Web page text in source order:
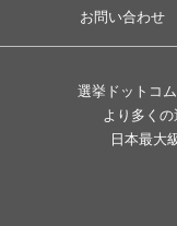
お問い合わせ
選挙ドットコム
より多く
日本最大